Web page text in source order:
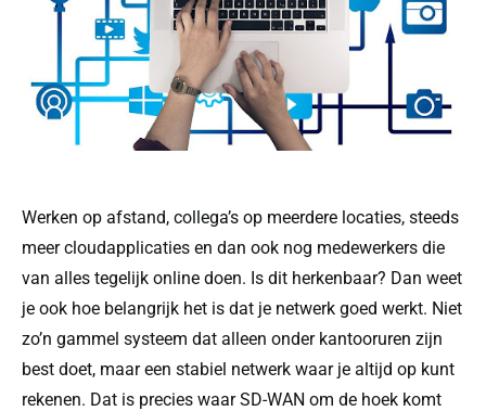
Werken op afstand, collega’s op meerdere locaties, steeds
meer cloudapplicaties en dan ook nog medewerkers die
van alles tegelijk online doen. Is dit herkenbaar? Dan weet
je ook hoe belangrijk het is dat je netwerk goed werkt. Niet
zo’n gammel systeem dat alleen onder kantooruren zijn
best doet, maar een stabiel netwerk waar je altijd op kunt
rekenen. Dat is precies waar SD-WAN om de hoek komt